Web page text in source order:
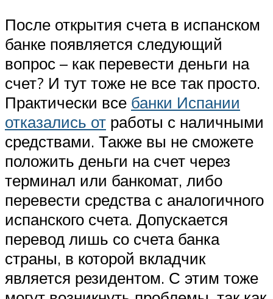
После открытия счета в испанском
банке появляется следующий
вопрос – как перевести деньги на
счет? И тут тоже не все так просто.
Практически все банки Испании
отказались от работы с наличными
средствами. Также вы не сможете
положить деньги на счет через
терминал или банкомат, либо
перевести средства с аналогичного
испанского счета. Допускается
перевод лишь со счета банка
страны, в которой вкладчик
является резидентом. С этим тоже